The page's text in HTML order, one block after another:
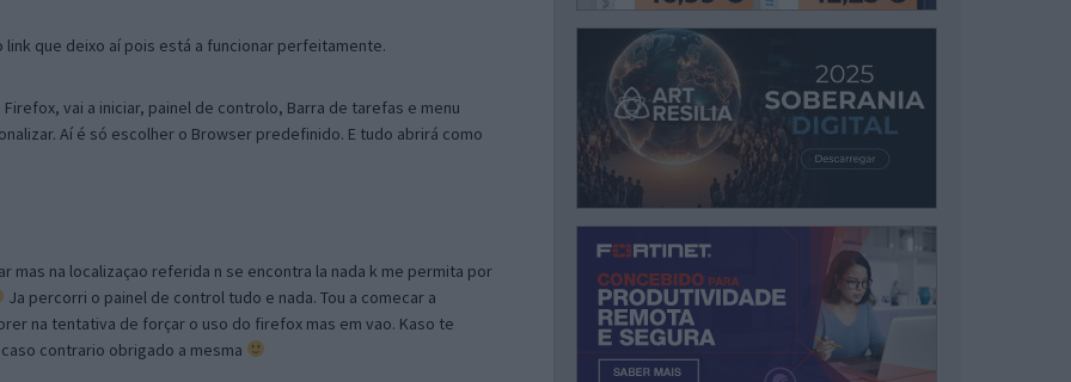
que deixo aí pois está a funcionar perfeitamente.
vai a iniciar, painel de controlo, Barra de tarefas e menu
Aí é só escolher o Browser predefinido. E tudo abrirá como
mas na localizaçao referida n se encontra la nada k me permita por
Ja percorri o painel de control tudo e nada. Tou a comecar a
na tentativa de forçar o uso do firefox mas em vao. Kaso te
contrario obrigado a mesma